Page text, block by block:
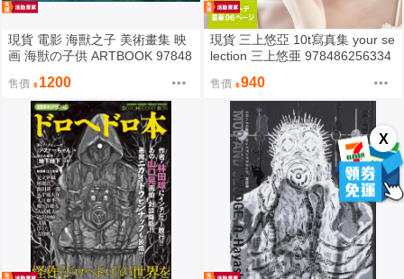
X
現貨 電影 海獸之子 美術畫集 映
画 海獣の子供 ARTBOOK 97848
售價 1200
現貨 三上悠亞 10t寫真集 your se
lection 三上悠亜 978486256334
售價 940